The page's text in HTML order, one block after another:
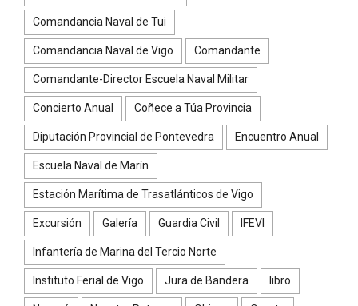
Comandancia Naval de Tui
Comandancia Naval de Vigo Comandante
Comandante-Director Escuela Naval Militar
Concierto Anual Coñece a Túa Provincia
Diputación Provincial de Pontevedra Encuentro Anual
Escuela Naval de Marín
Estación Marítima de Trasatlánticos de Vigo
Excursión Galería Guardia Civil IFEVI
Infantería de Marina del Tercio Norte
Instituto Ferial de Vigo Jura de Bandera libro